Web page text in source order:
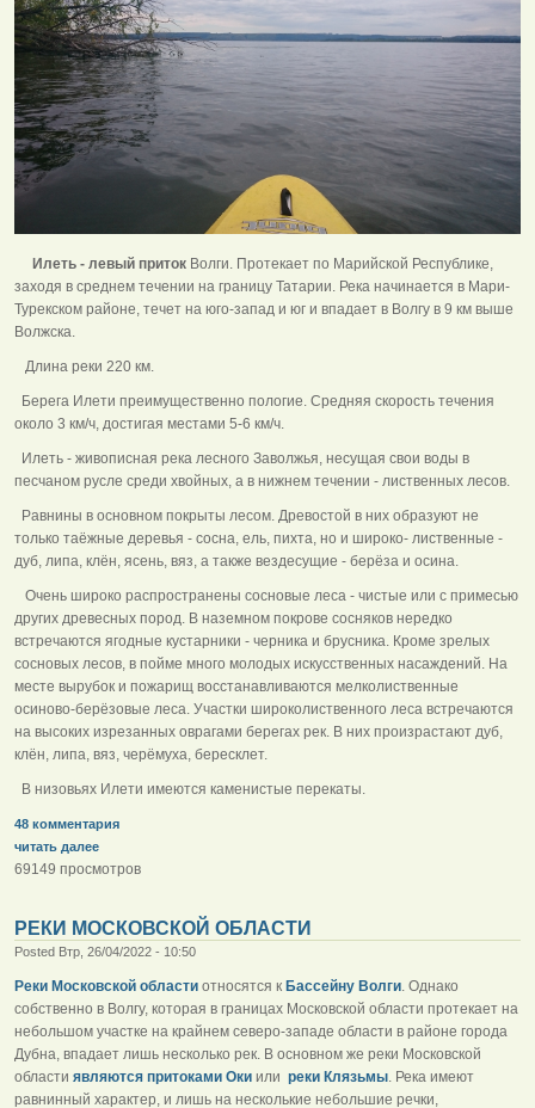
Илеть - левый приток Волги. Протекает по Марийской Республике,
заходя в среднем течении на границу Татарии. Река начинается в Мари-
Турекском районе, течет на юго-запад и юг и впадает в Волгу в 9 км выше
Волжска.
Длина реки 220 км.
Берега Илети преимущественно пологие. Средняя скорость течения
около 3 км/ч, достигая местами 5-6 км/ч.
Илеть - живописная река лесного Заволжья, несущая свои воды в
песчаном русле среди хвойных, а в нижнем течении - лиственных лесов.
Равнины в основном покрыты лесом. Древостой в них образуют не
только таёжные деревья - сосна, ель, пихта, но и широко- лиственные -
дуб, липа, клён, ясень, вяз, а также вездесущие - берёза и осина.
Очень широко распространены сосновые леса - чистые или с примесью
других древесных пород. В наземном покрове сосняков нередко
встречаются ягодные кустарники - черника и брусника. Кроме зрелых
сосновых лесов, в пойме много молодых искусственных насаждений. На
месте вырубок и пожарищ восстанавливаются мелколиственные
осиново-берёзовые леса. Участки широколиственного леса встречаются
на высоких изрезанных оврагами берегах рек. В них произрастают дуб,
клён, липа, вяз, черёмуха, бересклет.
В низовьях Илети имеются каменистые перекаты.
48 комментария
читать далее
69149 просмотров
РЕКИ МОСКОВСКОЙ ОБЛАСТИ
Posted Втр, 26/04/2022 - 10:50
Реки Московской области относятся к Бассейну Волги. Однако
собственно в Волгу, которая в границах Московской области протекает на
небольшом участке на крайнем северо-западе области в районе города
Дубна, впадает лишь несколько рек. В основном же реки Московской
области являются притоками Оки или реки Клязьмы. Река имеют
равнинный характер, и лишь на несколькие небольшие речки,